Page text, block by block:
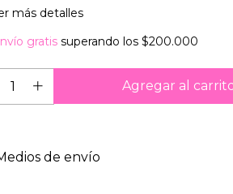
más detalles
gratis superando los$200.000
de envío